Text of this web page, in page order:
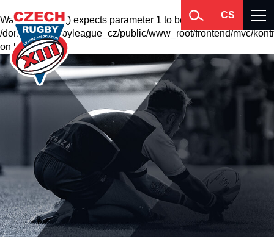
Warning: krsort() expects parameter 1 to be array, null given in
/domains2/rugbyleague_cz/public/www_root/frontend/mvc/
on line201
CS